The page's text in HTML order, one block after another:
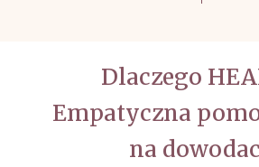
Dlaczego
Empatyczna
na